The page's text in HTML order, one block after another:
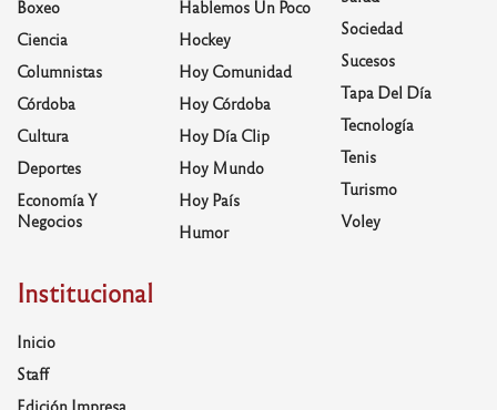
Boxeo
Ciencia
Columnistas
Córdoba
Cultura
Deportes
Economía Y
Negocios
Hablemos Un Poco
Hockey
Hoy Comunidad
Hoy Córdoba
Hoy Día Clip
Hoy Mundo
Hoy País
Humor
Sociedad
Sucesos
Tapa Del Día
Tecnología
Tenis
Turismo
Voley
Institucional
Inicio
Staff
Edición Impresa